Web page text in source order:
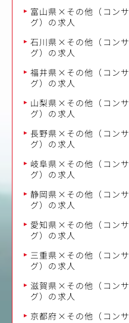
富山県×その他（コン
グ）の求人
石川県×その他（コン
グ）の求人
福井県×その他（コン
グ）の求人
山梨県×その他（コン
グ）の求人
長野県×その他（コン
グ）の求人
岐阜県×その他（コン
グ）の求人
静岡県×その他（コン
グ）の求人
愛知県×その他（コン
グ）の求人
三重県×その他（コン
グ）の求人
滋賀県×その他（コン
グ）の求人
京都府×その他（コン